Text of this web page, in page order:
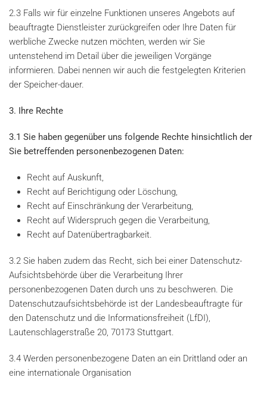
2.3 Falls wir für einzelne Funktionen unseres Angebots auf
beauftragte Dienstleister zurückgreifen oder Ihre Daten für
werbliche Zwecke nutzen möchten, werden wir Sie
untenstehend im Detail über die jeweiligen Vorgänge
informieren. Dabei nennen wir auch die festgelegten Kriterien
der Speicher-dauer.
3. Ihre Rechte
3.1 Sie haben gegenüber uns folgende Rechte hinsichtlich der
Sie betreffenden personenbezogenen Daten:
Recht auf Auskunft,
Recht auf Berichtigung oder Löschung,
Recht auf Einschränkung der Verarbeitung,
Recht auf Widerspruch gegen die Verarbeitung,
Recht auf Datenübertragbarkeit.
3.2 Sie haben zudem das Recht, sich bei einer Datenschutz-
Aufsichtsbehörde über die Verarbeitung Ihrer
personenbezogenen Daten durch uns zu beschweren. Die
Datenschutzaufsichtsbehörde ist der Landesbeauftragte für
den Datenschutz und die Informationsfreiheit (LfDI),
Lautenschlagerstraße 20, 70173 Stuttgart.
3.4 Werden personenbezogene Daten an ein Drittland oder an
eine internationale Organisation